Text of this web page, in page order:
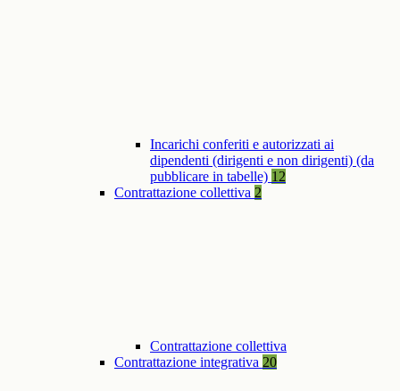
Incarichi conferiti e autorizzati ai
dipendenti (dirigenti e non dirigenti) (da
pubblicare in tabelle) 12
Contrattazione collettiva 2
Contrattazione collettiva
Contrattazione integrativa 20